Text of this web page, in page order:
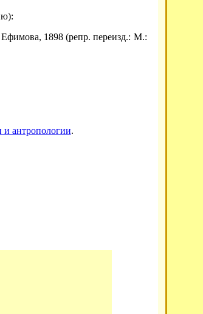
1898 (репр. переизд.: М.:
и антропологии.